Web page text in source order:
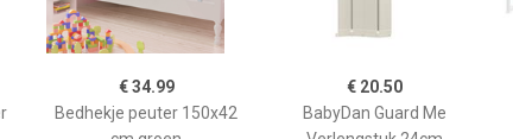
€ 34.99
Bedhekje peuter 150x42
€ 20.50
BabyDan Guard Me